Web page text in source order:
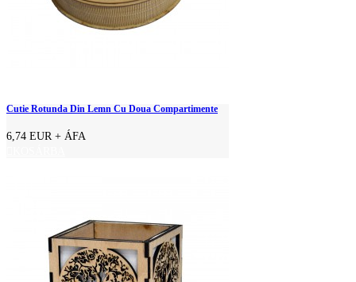
Cutie Rotunda Din Lemn Cu Doua Compartimente
6,74 EUR + ÁFA